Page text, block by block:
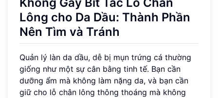
Không Gây Bít Tắc Lỗ Chân
Lông cho Da Dầu: Thành Phần
Nên Tìm và Tránh
Quản lý làn da dầu, dễ bị mụn trứng cá thường
giống như một sự cân bằng tinh tế. Bạn cần
dưỡng ẩm mà không làm nặng da, và bạn cần
giữ cho lỗ chân lông thông thoáng mà không